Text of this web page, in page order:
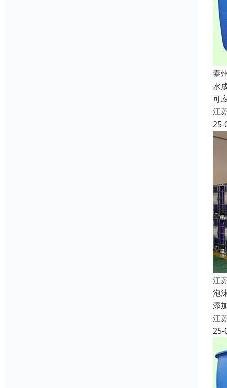
泰
水
可
江
25-
江
泡
添
江
25-